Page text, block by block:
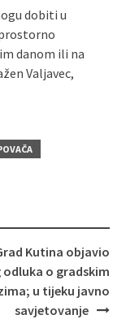
dobiti u
danom ili na
Valjavec,
Kutina objavio
o gradskim
u tijeku javno
savjetovanje